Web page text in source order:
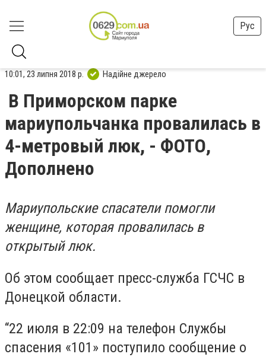
Рус
10:01, 23 липня 2018 р. Надійне джерело
В Приморском парке
мариупольчанка провалилась в
4-метровый люк, - ФОТО,
Дополнено
Мариупольские спасатели помогли
женщине, которая провалилась в
открытый люк.
Об этом сообщает пресс-служба ГСЧС в
Донецкой области.
“22 июля в 22:09 на телефон Службы
спасения «101» поступило сообщение о